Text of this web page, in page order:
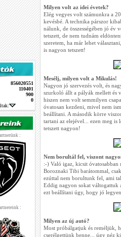
856020551
110401
900
0
:
:
Milyen volt az idei évetek?
Elég vegyes volt számunkra a
kevésbé. A technika párszor
nálunk, de összességében jó év
tetszett, de nem tudnám
szeretem, ha már lehet
is nagyon tetszett!
Mesélj, milyen volt a Mikulás!
Nagyon jó szervezés volt, és
szurkoló állt a pályák mellett és
hiszen nem volt semmilyen
óvatosan kezdeni, mivel nem
beállítani. A második körre
tartani az elejével... ezen meg
tetszett nagyon!
Nem borultál fel, viszont
:-) Való igaz, kicsit
Boroznaki Tibi barátommal,
ezúttal nem borultunk fel, ami
Eddig nagyon sokat váltogattuk
ezt beállítani úgy, hogy jó
Milyen az új autó?
Most próbálgatjuk és reméljük,
cserélgettünk benne... úgy néz